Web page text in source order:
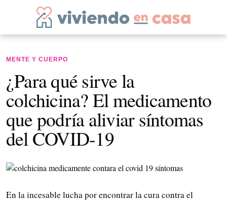
MENTE Y CUERPO
¿Para qué sirve la
colchicina? El medicamento
que podría aliviar síntomas
del COVID-19
En la incesable lucha por encontrar la cura contra el